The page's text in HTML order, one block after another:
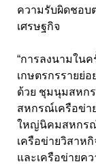
ความรับผิดชอบ
เศรษฐกิจ
“การลงนามใน
เกษตรกรรายย่
ด้วย ชุมนุมสหก
สหกรณ์เครือข่า
ใหญ่นิคมสหกร
เครือข่ายวิสาห
และเครือข่ายค